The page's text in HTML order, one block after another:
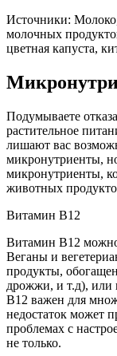
Источники:
молочных
цветная капуста,
Подумываете
растительное
лишают вас
микронутриенты,
микронутриенты,
животных
Витамин B12
Витамин B12
Веганы и
продукты,
дрожжи, и т.д), или
B12 важен для
недостаток может
проблемах с
не только.